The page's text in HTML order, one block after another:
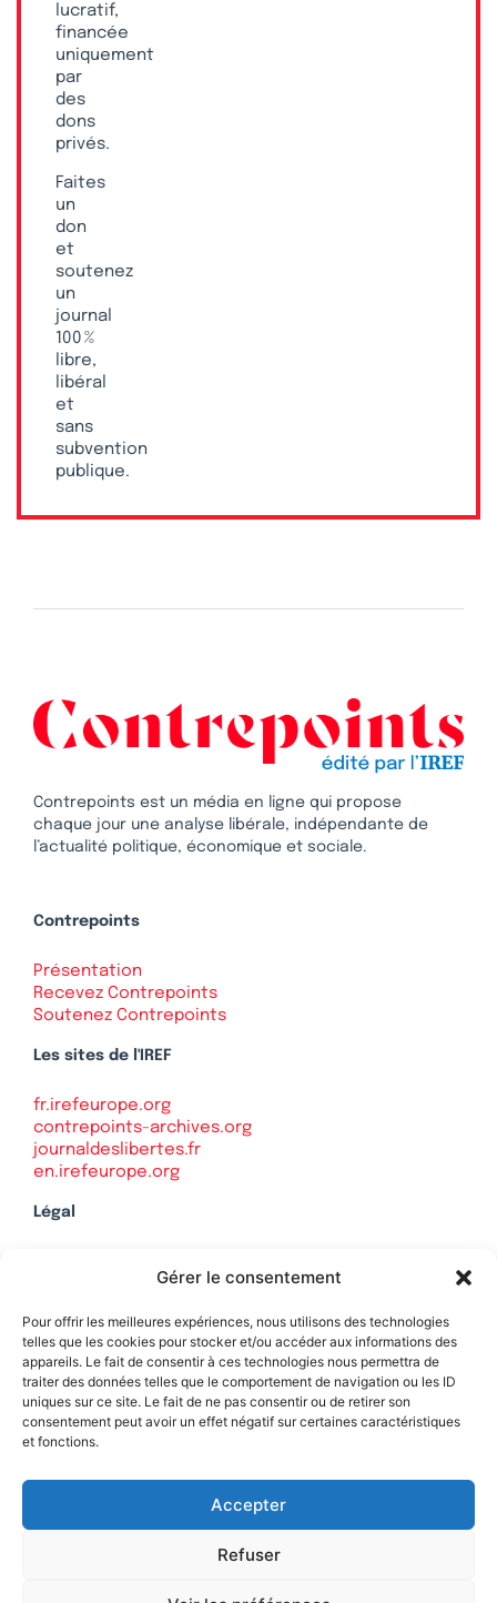
Gérer le consentement
Pour offrir les meilleures expériences, nous utilisons des technologies
telles que les cookies pour stocker et/ou accéder aux informations des
appareils. Le fait de consentir à ces technologies nous permettra de
traiter des données telles que le comportement de navigation ou les ID
uniques sur ce site. Le fait de ne pas consentir ou de retirer son
consentement peut avoir un effet négatif sur certaines caractéristiques
et fonctions.
Accepter
Refuser
lucratif,
financée
uniquement
par
des
dons
privés.
Faites
un
don
et
soutenez
un
journal
100 %
libre,
libéral
et
sans
subvention
publique.
Contrepoints est un média en ligne qui propose
chaque jour une analyse libérale, indépendante de
l’actualité politique, économique et sociale.
Contrepoints
Présentation
Recevez Contrepoints
Soutenez Contrepoints
Les sites de l'IREF
fr.irefeurope.org
contrepoints-archives.org
journaldeslibertes.fr
en.irefeurope.org
Légal
Politique de confidentialité
Contact
Soutenez Contrepoints